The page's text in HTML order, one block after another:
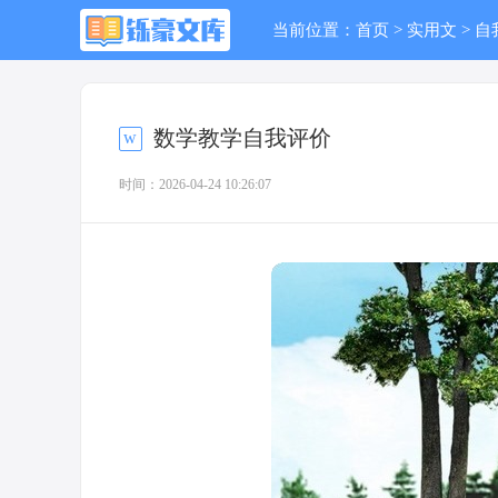
当前位置： 首页 > 实用文 > 自
数学教学自我评价
时间：2026-04-24 10:26:07